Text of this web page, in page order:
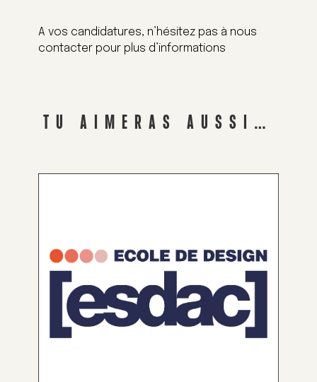
A vos candidatures, n’hésitez pas à nous
contacter pour plus d’informations
TU AIMERAS AUSSI…